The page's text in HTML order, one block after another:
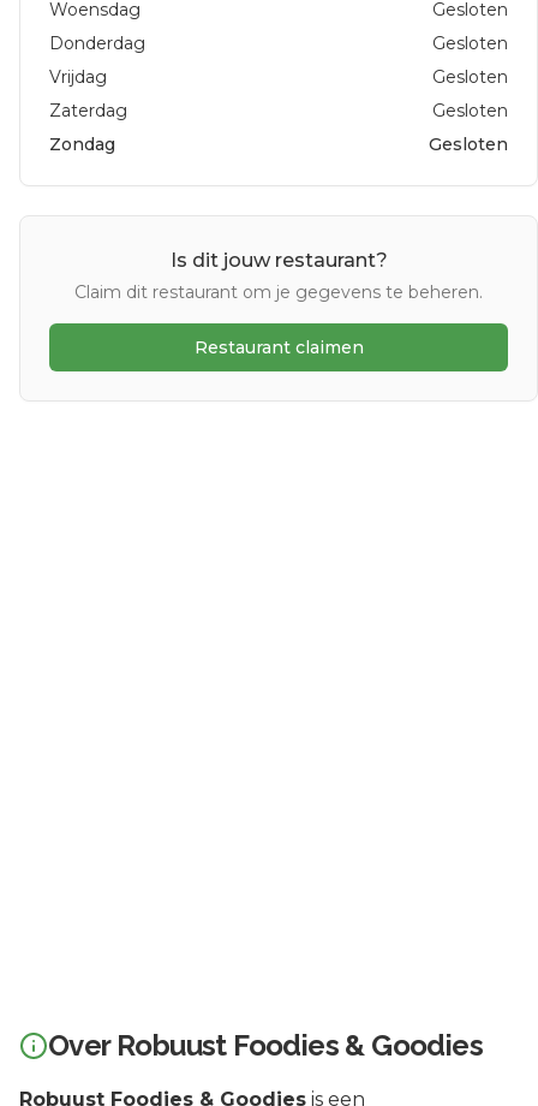
Woensdag
Gesloten
Donderdag
Gesloten
Vrijdag
Gesloten
Zaterdag
Gesloten
Zondag
Gesloten
Is dit jouw restaurant?
Claim dit restaurant om je gegevens te beheren.
Restaurant claimen
Over Robuust Foodies & Goodies
Robuust Foodies & Goodies is een